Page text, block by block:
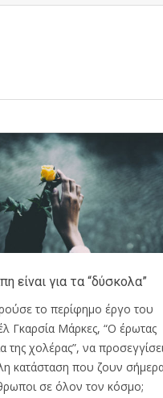
είναι για τα “δύσκολα”
το περίφημο έργο του
Γκαρσία Μάρκες, “Ο έρωτας
της χολέρας”, να προσεγγίσει
κατάσταση που ζουν
σε όλον τον κόσμο;